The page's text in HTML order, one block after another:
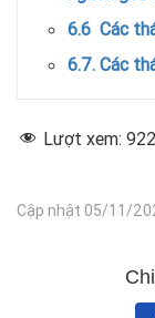
6.6 Các
6.7. Các
Lượt xem: 922
Cập nhật 05/11/